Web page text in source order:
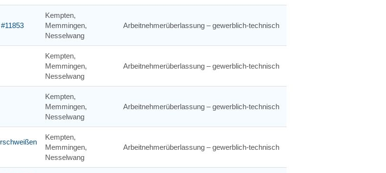
Kempten,
Memmingen,
Nesselwang
Arbeitnehmerüberlassung – gewerblich-technisch
Kempten,
Memmingen,
Nesselwang
Arbeitnehmerüberlassung – gewerblich-technisch
Kempten,
Memmingen,
Nesselwang
Arbeitnehmerüberlassung – gewerblich-technisch
Kempten,
Memmingen,
Nesselwang
Arbeitnehmerüberlassung – gewerblich-technisch